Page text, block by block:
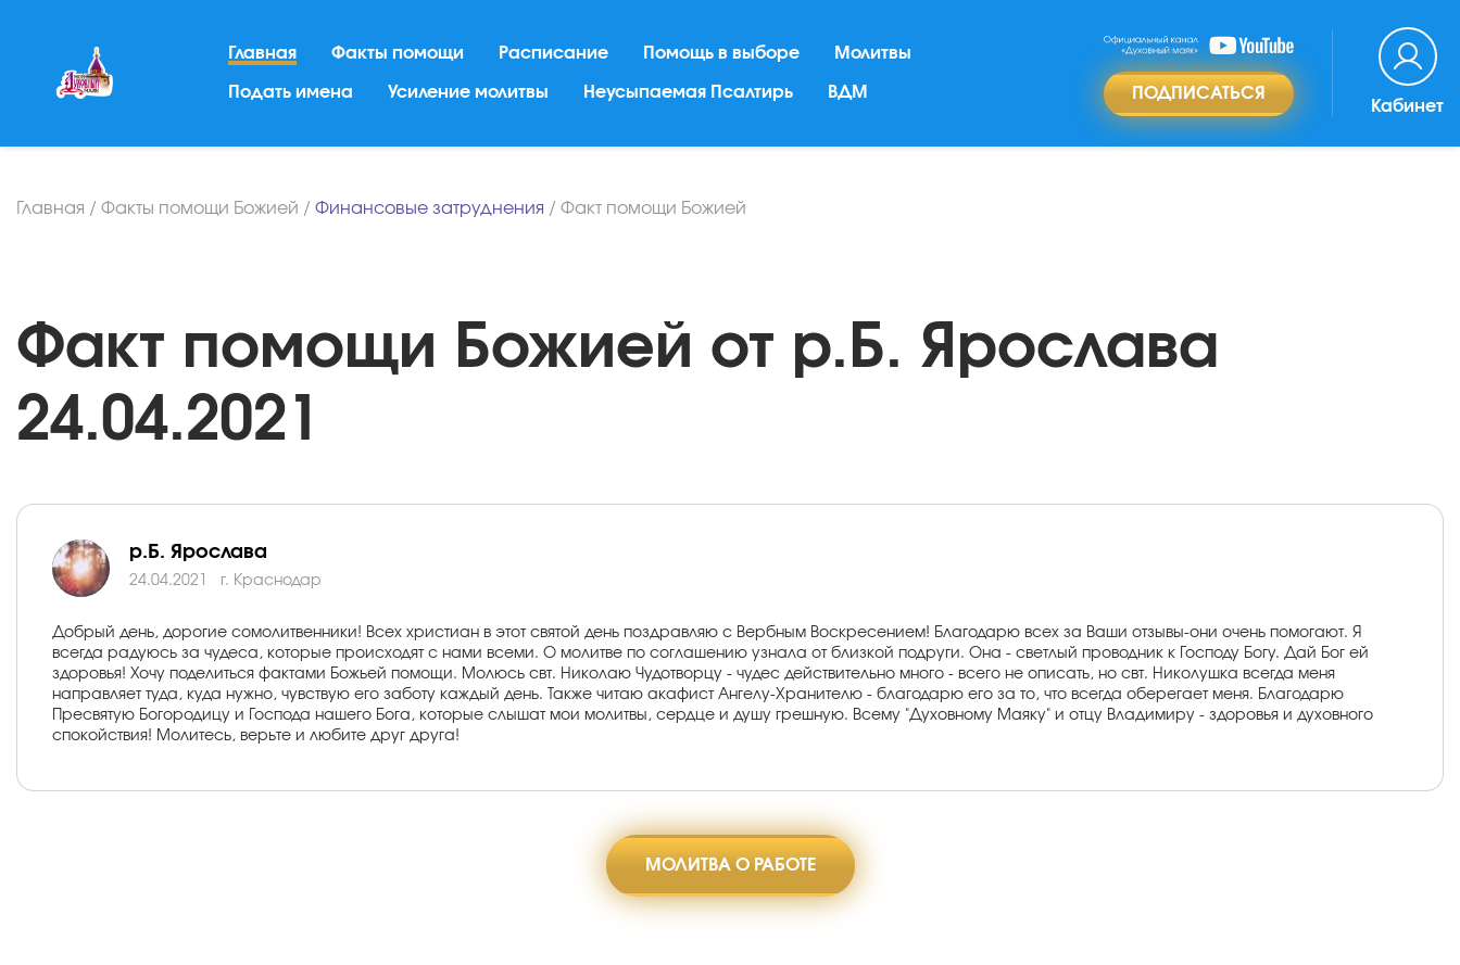
Главная Факты помощи Расписание Помощь в выборе Молитвы
Подать имена Усиление молитвы Неусыпаемая Псалтирь ВДМ ПОДПИСАТЬСЯ
Кабинет
Главная / Факты помощи Божией / Финансовые затруднения / Факт помощи Божией
Факт помощи Божией от р.Б. Ярослава
24.04.2021
р.Б. Ярослава
24.04.2021 г. Краснодар
Добрый день, дорогие сомолитвенники! Всех христиан в этот святой день поздравляю с Вербным Воскресением! Благодарю всех за Ваши отзывы-они очень помогают. Я
всегда радуюсь за чудеса, которые происходят с нами всеми. О молитве по соглашению узнала от близкой подруги. Она - светлый проводник к Господу Богу. Дай Бог ей
здоровья! Хочу поделиться фактами Божьей помощи. Молюсь свт. Николаю Чудотворцу - чудес действительно много - всего не описать, но свт. Николушка всегда меня
направляет туда, куда нужно, чувствую его заботу каждый день. Также читаю акафист Ангелу-Хранителю - благодарю его за то, что всегда оберегает меня. Благодарю
Пресвятую Богородицу и Господа нашего Бога, которые слышат мои молитвы, сердце и душу грешную. Всему "Духовному Маяку" и отцу Владимиру - здоровья и духовного
спокойствия! Молитесь, верьте и любите друг друга!
МОЛИТВА О РАБОТЕ